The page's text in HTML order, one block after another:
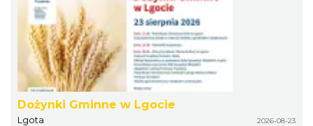
Dożynki Gminne w Lgocie
Lgota 2026-08-23